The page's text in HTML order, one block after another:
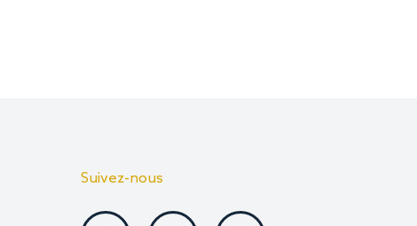
Suivez-nous